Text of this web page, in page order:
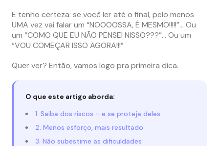
E tenho certeza: se você ler até o final, pelo menos
UMA vez vai falar um “NOOOOSSA, É MESMO!!!!!”… Ou
um “COMO QUE EU NÃO PENSEI NISSO???”… Ou um
“VOU COMEÇAR ISSO AGORA!!!”
Quer ver? Então, vamos logo pra primeira dica.
O que este artigo aborda:
1. Saiba dos riscos – e se proteja deles
2. Menos esforço, mais resultado
3. Não subestime as dificuldades